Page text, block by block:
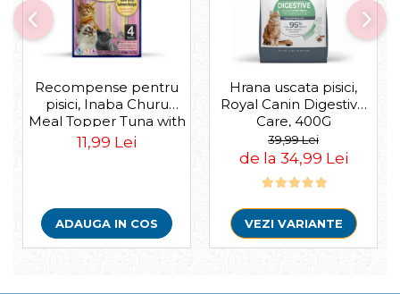
Recompense pentru
pisici, Inaba Churu
Meal Topper Tuna with
Salmon Recipe
11,99 Lei
ADAUGA IN COS
Hrana uscata pisici,
Royal Canin Digestive
Care, 400G
39,99 Lei
de la 34,99 Lei
VEZI VARIANTE